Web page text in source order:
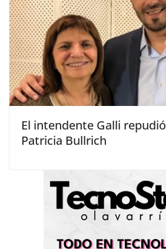
El intendente Galli
Patricia Bullrich